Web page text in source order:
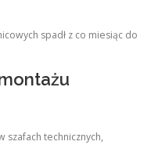
spadł z co miesiąc do
szafach technicznych,